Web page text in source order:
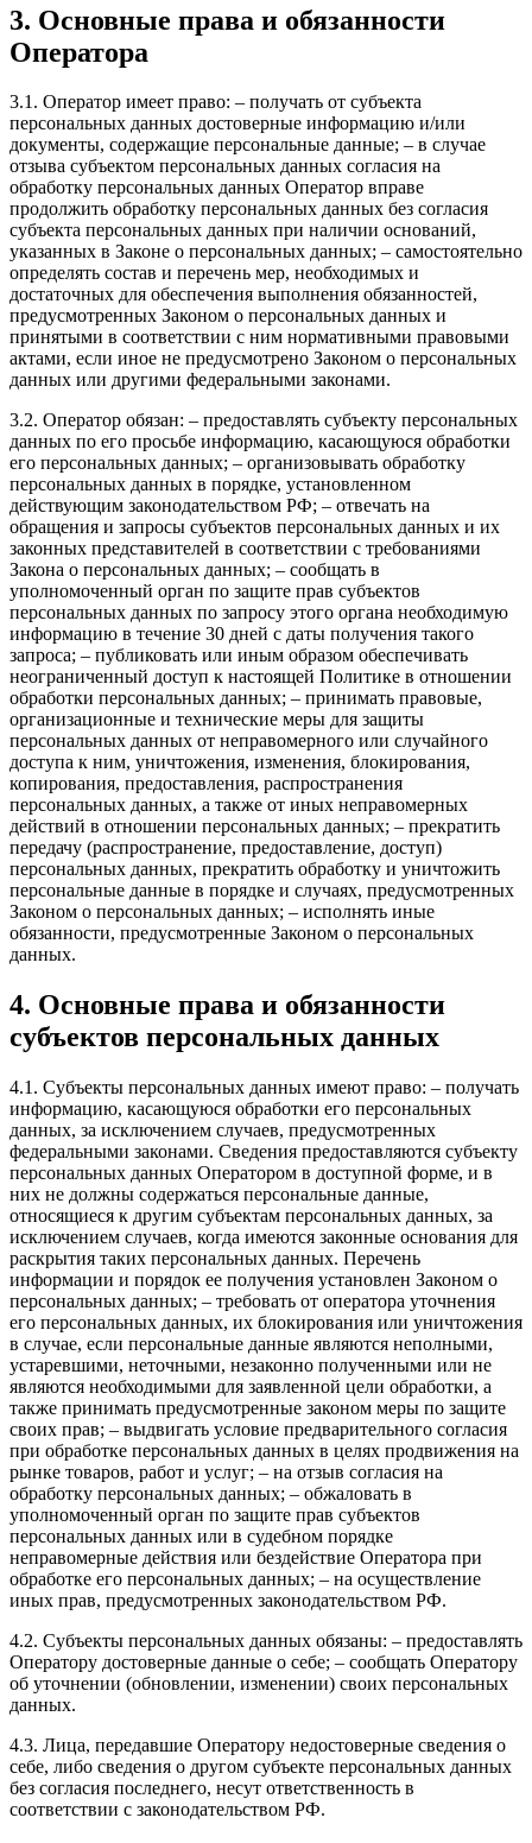
3. Основные права и обязанности
Оператора
3.1. Оператор имеет право: – получать от субъекта
персональных данных достоверные информацию и/или
документы, содержащие персональные данные; – в случае
отзыва субъектом персональных данных согласия на
обработку персональных данных Оператор вправе
продолжить обработку персональных данных без согласия
субъекта персональных данных при наличии оснований,
указанных в Законе о персональных данных; – самостоятельно
определять состав и перечень мер, необходимых и
достаточных для обеспечения выполнения обязанностей,
предусмотренных Законом о персональных данных и
принятыми в соответствии с ним нормативными правовыми
актами, если иное не предусмотрено Законом о персональных
данных или другими федеральными законами.
3.2. Оператор обязан: – предоставлять субъекту персональных
данных по его просьбе информацию, касающуюся обработки
его персональных данных; – организовывать обработку
персональных данных в порядке, установленном
действующим законодательством РФ; – отвечать на
обращения и запросы субъектов персональных данных и их
законных представителей в соответствии с требованиями
Закона о персональных данных; – сообщать в
уполномоченный орган по защите прав субъектов
персональных данных по запросу этого органа необходимую
информацию в течение 30 дней с даты получения такого
запроса; – публиковать или иным образом обеспечивать
неограниченный доступ к настоящей Политике в отношении
обработки персональных данных; – принимать правовые,
организационные и технические меры для защиты
персональных данных от неправомерного или случайного
доступа к ним, уничтожения, изменения, блокирования,
копирования, предоставления, распространения
персональных данных, а также от иных неправомерных
действий в отношении персональных данных; – прекратить
передачу (распространение, предоставление, доступ)
персональных данных, прекратить обработку и уничтожить
персональные данные в порядке и случаях, предусмотренных
Законом о персональных данных; – исполнять иные
обязанности, предусмотренные Законом о персональных
данных.
4. Основные права и обязанности
субъектов персональных данных
4.1. Субъекты персональных данных имеют право: – получать
информацию, касающуюся обработки его персональных
данных, за исключением случаев, предусмотренных
федеральными законами. Сведения предоставляются субъекту
персональных данных Оператором в доступной форме, и в
них не должны содержаться персональные данные,
относящиеся к другим субъектам персональных данных, за
исключением случаев, когда имеются законные основания для
раскрытия таких персональных данных. Перечень
информации и порядок ее получения установлен Законом о
персональных данных; – требовать от оператора уточнения
его персональных данных, их блокирования или уничтожения
в случае, если персональные данные являются неполными,
устаревшими, неточными, незаконно полученными или не
являются необходимыми для заявленной цели обработки, а
также принимать предусмотренные законом меры по защите
своих прав; – выдвигать условие предварительного согласия
при обработке персональных данных в целях продвижения на
рынке товаров, работ и услуг; – на отзыв согласия на
обработку персональных данных; – обжаловать в
уполномоченный орган по защите прав субъектов
персональных данных или в судебном порядке
неправомерные действия или бездействие Оператора при
обработке его персональных данных; – на осуществление
иных прав, предусмотренных законодательством РФ.
4.2. Субъекты персональных данных обязаны: – предоставлять
Оператору достоверные данные о себе; – сообщать Оператору
об уточнении (обновлении, изменении) своих персональных
данных.
4.3. Лица, передавшие Оператору недостоверные сведения о
себе, либо сведения о другом субъекте персональных данных
без согласия последнего, несут ответственность в
соответствии с законодательством РФ.